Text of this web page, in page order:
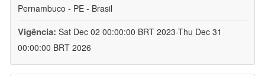
Pernambuco - PE - Brasil
Vigência: Sat Dec 02 00:00:00 BRT 2023-Thu Dec 31
00:00:00 BRT 2026